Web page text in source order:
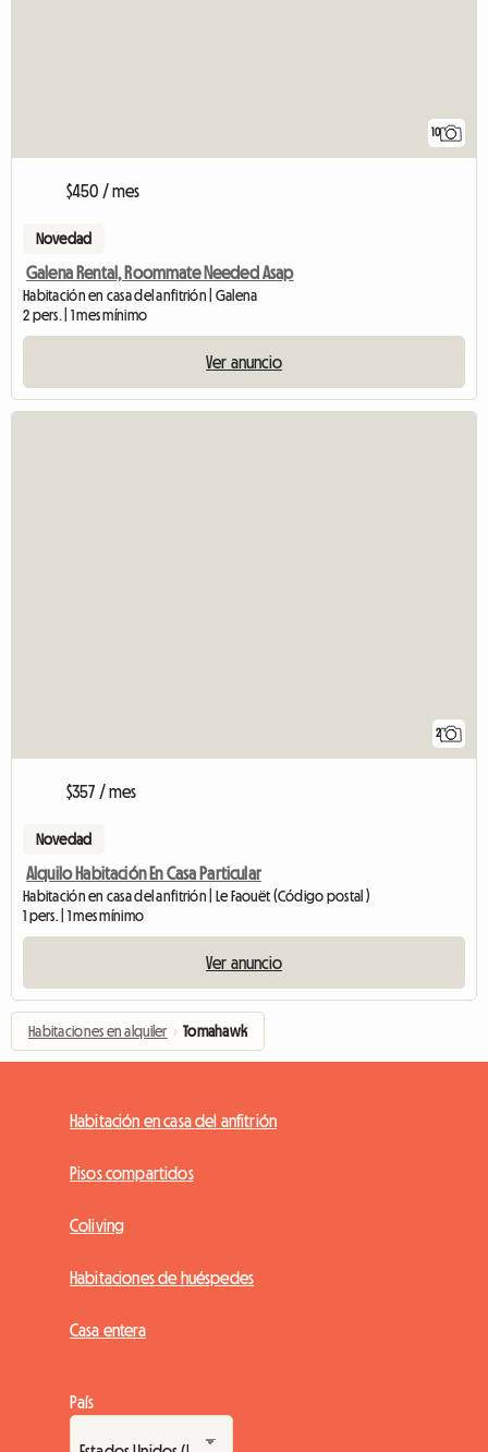
10
$450 / mes
Novedad
Galena Rental, Roommate Needed Asap
Habitación en casa del anfitrión | Galena
2 pers. | 1 mes mínimo
Ver anuncio
2
$357 / mes
Novedad
Alquilo Habitación En Casa Particular
Habitación en casa del anfitrión | Le Faouët (Código postal )
1 pers. | 1 mes mínimo
Ver anuncio
Habitaciones en alquiler › Tomahawk
Habitación en casa del anfitrión
Pisos compartidos
Coliving
Habitaciones de huéspedes
Casa entera
País